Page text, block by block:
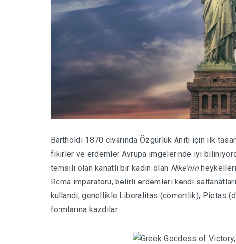
Bartholdi 1870 civarında Özgürlük Anıtı için ilk
fikirler ve erdemler Avrupa imgelerinde iyi
temsili olan kanatlı bir kadın olan Nike’nin
Roma imparatoru, belirli erdemleri kendi
kullandı, genellikle Liberalitas (cömertlik), Pietas
formlarına kazdılar.